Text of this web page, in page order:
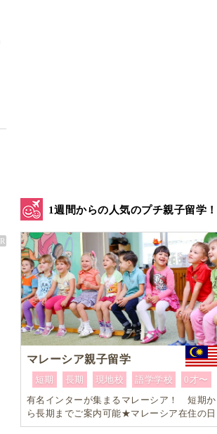
1週間からの人気のプチ親子留学！
マレーシア親子留学
短期 長期 現地校 語学学校
0才〜
有名インターが集まるマレーシア！ 短期か
ら長期までご案内可能★マレーシア在住の日
本人留学コーディネーターがお子様お一人お